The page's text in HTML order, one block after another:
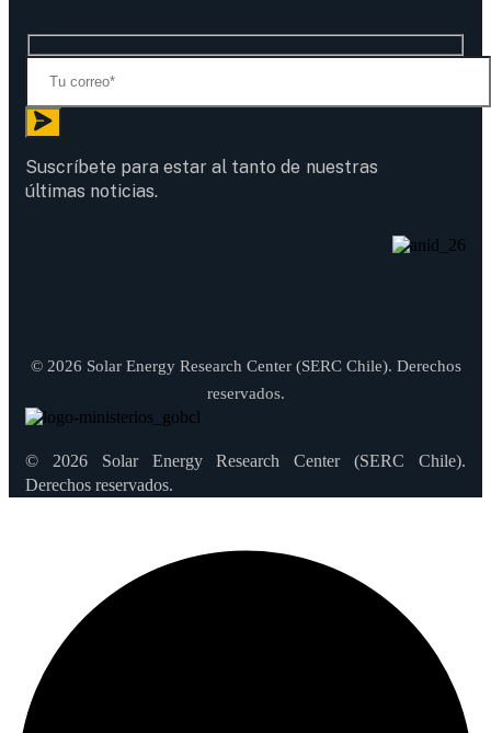
Suscríbete para estar al tanto de nuestras
últimas noticias.
© 2026 Solar Energy Research Center (SERC Chile). Derechos
reservados.
© 2026 Solar Energy Research Center (SERC Chile).
Derechos reservados.